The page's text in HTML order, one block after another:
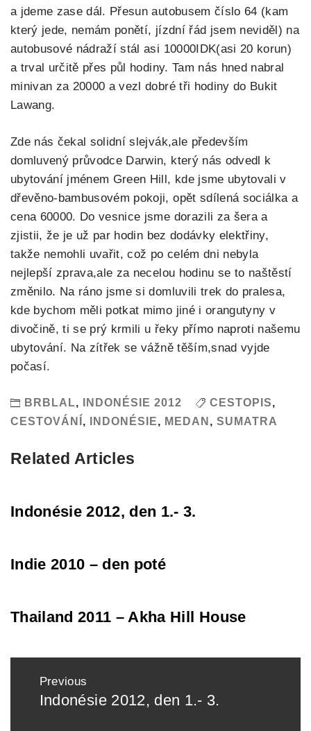
a jdeme zase dál. Přesun autobusem číslo 64 (kam
který jede, nemám ponětí, jízdní řád jsem neviděl) na
autobusové nádraží stál asi 10000IDK(asi 20 korun)
a trval určitě přes půl hodiny. Tam nás hned nabral
minivan za 20000 a vezl dobré tři hodiny do Bukit
Lawang.
Zde nás čekal solidní slejvák,ale především
domluvený průvodce Darwin, který nás odvedl k
ubytování jménem Green Hill, kde jsme ubytovali v
dřevěno-bambusovém pokoji, opět sdílená sociálka a
cena 60000. Do vesnice jsme dorazili za šera a
zjistii, že je už par hodin bez dodávky elektřiny,
takže nemohli uvařit, což po celém dni nebyla
nejlepší zprava,ale za necelou hodinu se to naštěstí
změnilo. Na ráno jsme si domluvili trek do pralesa,
kde bychom měli potkat mimo jiné i orangutyny v
divočině, ti se prý krmili u řeky přímo naproti našemu
ubytování. Na zítřek se vážně těším,snad vyjde
počasí.
BRBLAL, INDONÉSIE 2012 CESTOPIS,
CESTOVÁNÍ , INDONÉSIE, MEDAN , SUMATRA
Related Articles
Indonésie 2012, den 1.- 3.
Indie 2010 – den poté
Thailand 2011 – Akha Hill House
navigation
Previous
Previous
Indonésie 2012, den 1.- 3.